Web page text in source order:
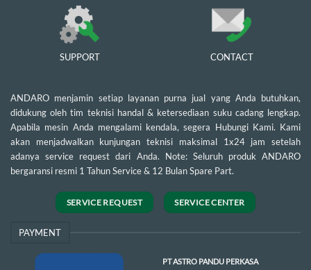
SUPPORT CONTACT
ANDARO menjamin setiap layanan purna jual yang Anda butuhkan,
didukung oleh tim teknisi handal & ketersediaan suku cadang lengkap.
Apabila mesin Anda mengalami kendala, segera Hubungi Kami. Kami
akan menjadwalkan kunjungan teknisi maksimal 1x24 jam setelah
adanya service request dari Anda. Note: Seluruh produk ANDARO
bergaransi resmi 1 Tahun Service & 12 Bulan Spare Part.
SERVICE REQUEST SERVICE CENTER
PAYMENT
PT ASTRO PANDU PERKASA